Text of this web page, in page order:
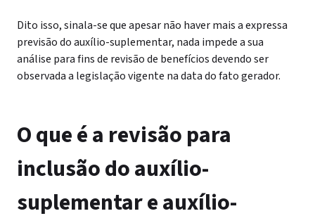
Dito isso, sinala-se que apesar não haver mais a expressa
previsão do auxílio-suplementar, nada impede a sua
análise para fins de revisão de benefícios devendo ser
observada a legislação vigente na data do fato gerador.
O que é a revisão para
inclusão do auxílio-
suplementar e auxílio-